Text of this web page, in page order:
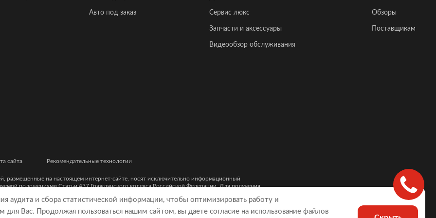
Авто под заказ Сервис люкс
Запчасти и аксессуары
Видеообзор обслуживания
Обзоры
Поставщикам
сайта Рекомендательные технологии
размещенные на настоящем интернет-сайте, носят исключительно информационный
положениями Статьи 437 Гражданского кодекса Российской Федерации. Для получения
характеристиками и цветовыми сочетаниями, а также точной стоимости автомобилей,
ОГРН 5077746977930)
аудита и сбора статистической информации, чтобы оптимизировать работу и
для Вас. Продолжая пользоваться нашим сайтом, вы даете согласие на использование файлов